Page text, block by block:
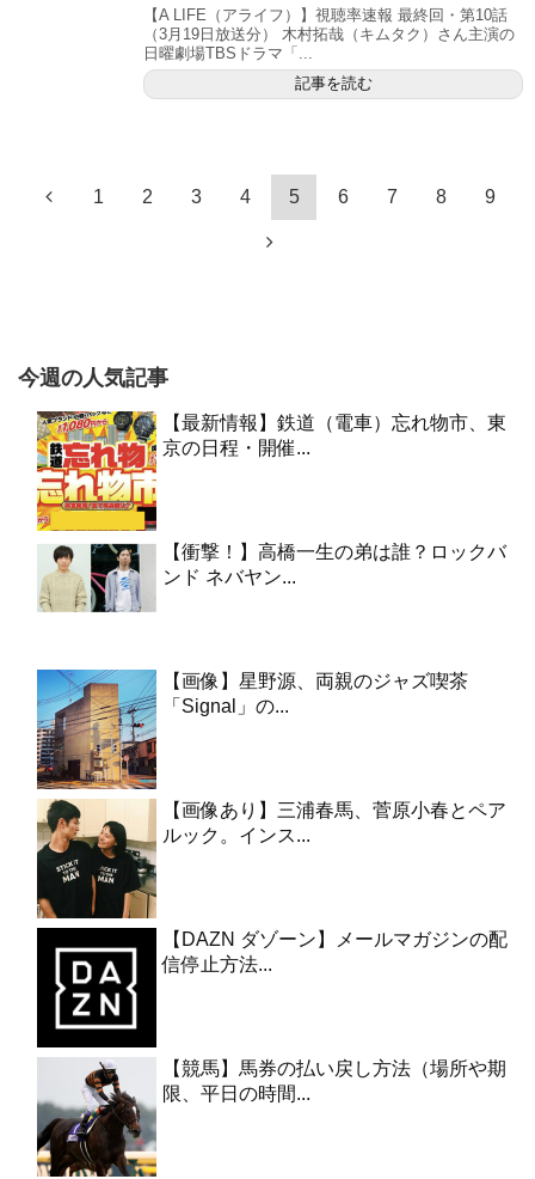
【A LIFE（アライフ）】視聴率速報 最終回・第10話
（3月19日放送分） 木村拓哉（キムタク）さん主演の
日曜劇場TBSドラマ「...
記事を読む
1 2 3 4 5 6 7 8 9
今週の人気記事
【最新情報】鉄道（電車）忘れ物市、東
京の日程・開催...
【衝撃！】高橋一生の弟は誰？ロックバ
ンド ネバヤン...
【画像】星野源、両親のジャズ喫茶
「Signal」の...
【画像あり】三浦春馬、菅原小春とペア
ルック。インス...
【DAZN ダゾーン】メールマガジンの配
信停止方法...
【競馬】馬券の払い戻し方法（場所や期
限、平日の時間...